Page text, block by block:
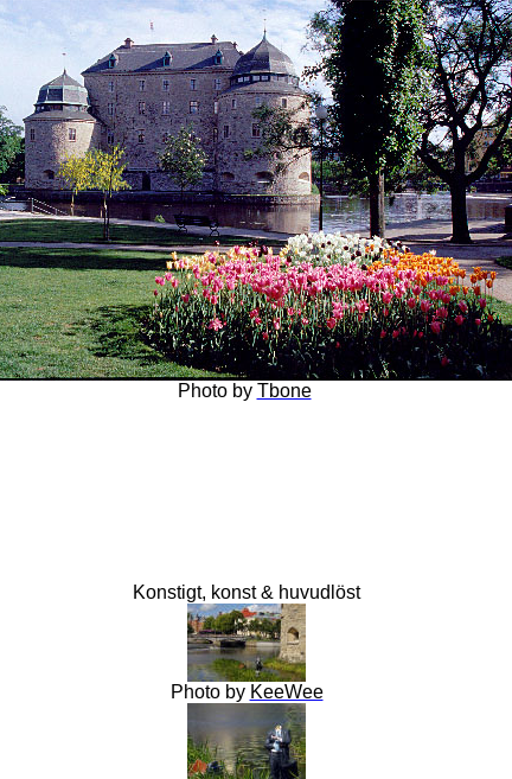
Photo by Tbone
Konstigt, konst & huvudlöst
Photo by KeeWee